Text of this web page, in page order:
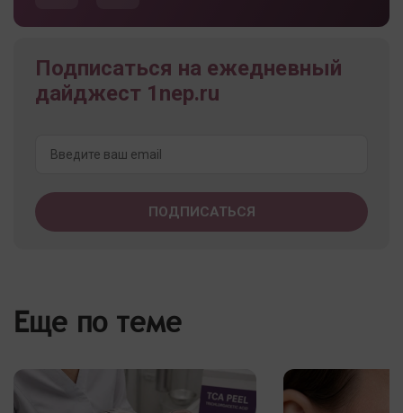
Подписаться на ежедневный
дайджест 1nep.ru
Еще по теме